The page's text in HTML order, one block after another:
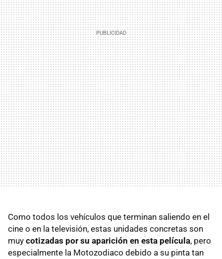
Como todos los vehículos que terminan saliendo en el
cine o en la televisión, estas unidades concretas son
muy cotizadas por su aparición en esta película, pero
especialmente la Motozodiaco debido a su pinta tan